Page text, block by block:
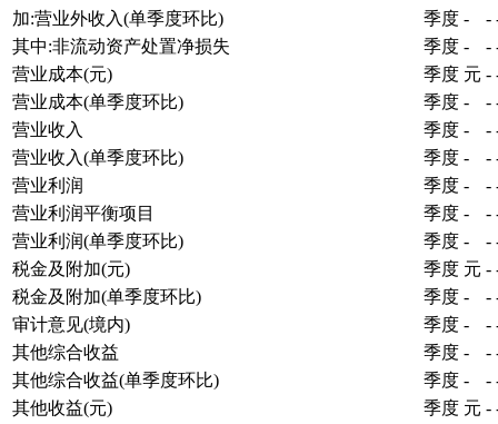
加:营业外收入(单季度环比) 季度 - -
其中:非流动资产处置净损失
季度 - -
营业成本(元)
季度 元 -
营业成本(单季度环比)
季度 - -
营业收入
季度 - -
营业收入(单季度环比)
季度 - -
营业利润
季度 - -
营业利润平衡项目
季度 - -
营业利润(单季度环比)
季度 - -
税金及附加(元)
季度 元 -
税金及附加(单季度环比)
季度 - -
审计意见(境内)
季度 - -
其他综合收益
季度 - -
其他综合收益(单季度环比)
季度 - -
其他收益(元)
季度 元 -